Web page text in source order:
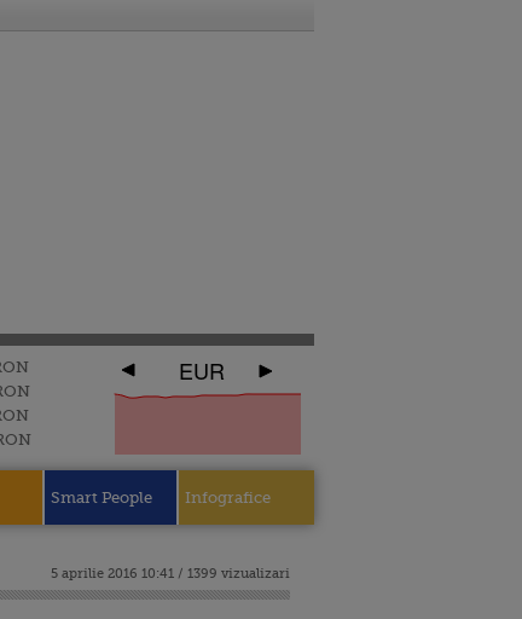
EUR
Smart People Infografice
5 aprilie 2016 10:41 / 1399 vizualizari